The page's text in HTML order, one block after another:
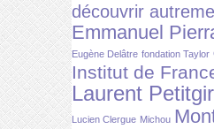
découvrir
Emmanuel
Eugène Delâtre fondation Taylor
Institut de
Laurent
Lucien Clergue Michou